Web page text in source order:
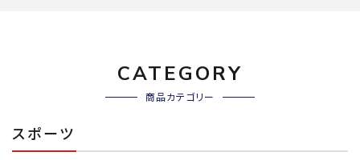
CATEGORY
商品カテゴリー
スポーツ